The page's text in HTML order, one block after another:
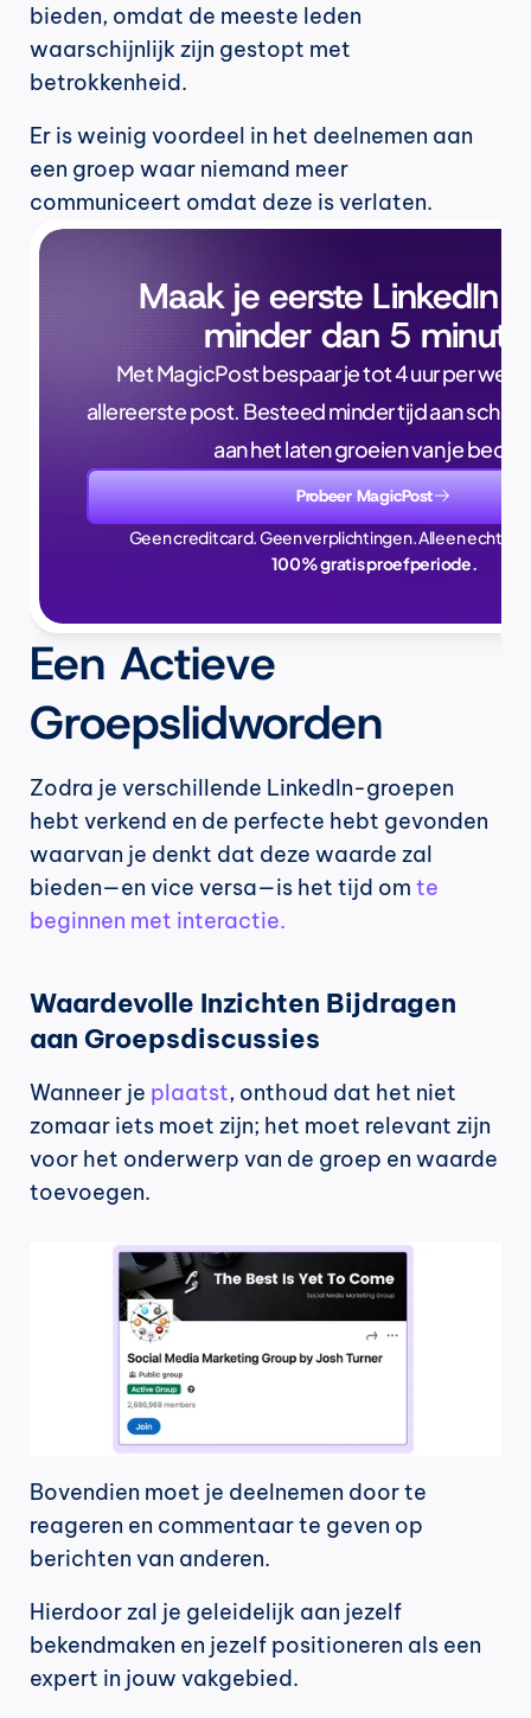
bieden, omdat de meeste leden
waarschijnlijk zijn gestopt met
betrokkenheid.
Er is weinig voordeel in het deelnemen aan
een groep waar niemand meer
communiceert omdat deze is verlaten.
Maak je eerste LinkedIn
minder dan 5
Met MagicPost bespaar je tot 4 uur per
allereerste post. Besteed minder tijd aan
aan het laten groeien van je
Probeer MagicPost
Geen creditcard. Geen verplichtingen. Alleen echte
100% gratis proefperiode.
Een Actieve
Groepslidworden
Zodra je verschillende LinkedIn-groepen
hebt verkend en de perfecte hebt gevonden
waarvan je denkt dat deze waarde zal
bieden—en vice versa—is het tijd om te
beginnen met interactie.
Waardevolle Inzichten Bijdragen
aan Groepsdiscussies
Wanneer je plaatst, onthoud dat het niet
zomaar iets moet zijn; het moet relevant zijn
voor het onderwerp van de groep en waarde
toevoegen.
Bovendien moet je deelnemen door te
reageren en commentaar te geven op
berichten van anderen.
Hierdoor zal je geleidelijk aan jezelf
bekendmaken en jezelf positioneren als een
expert in jouw vakgebied.